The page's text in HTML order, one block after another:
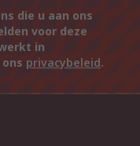
die u aan ons
voor deze
in
privacybeleid.